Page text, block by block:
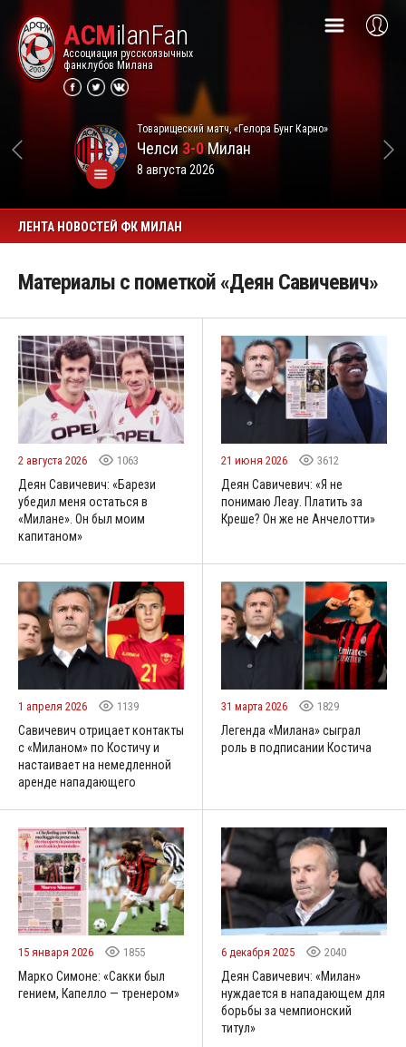
ACMilanFan
Ассоциация русскоязычных
фанклубов Милана
Товарищеский матч, «Гелора Бунг Карно»
Челси3-0Милан
8 августа 2026
ЛЕНТА НОВОСТЕЙ ФК МИЛАН
Материалы с пометкой «Деян Савичевич»
2 августа 2026 1063
Деян Савичевич: «Барези
убедил меня остаться в
«Милане». Он был моим
капитаном»
21 июня 2026 3612
Деян Савичевич: «Я не
понимаю Леау. Платить за
Креше? Он же не Анчелотти»
1 апреля 2026 1139
Савичевич отрицает контакты
с «Миланом» по Костичу и
настаивает на немедленной
аренде нападающего
31 марта 2026 1829
Легенда «Милана» сыграл
роль в подписании Костича
15 января 2026 1855
Марко Симоне: «Сакки был
гением, Капелло — тренером»
6 декабря 2025 2040
Деян Савичевич: «Милан»
нуждается в нападающем для
борьбы за чемпионский
титул»